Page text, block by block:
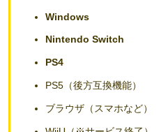
Windows
Nintendo Switch
PS4
PS5（後方互換機能）
ブラウザ（スマホなど）